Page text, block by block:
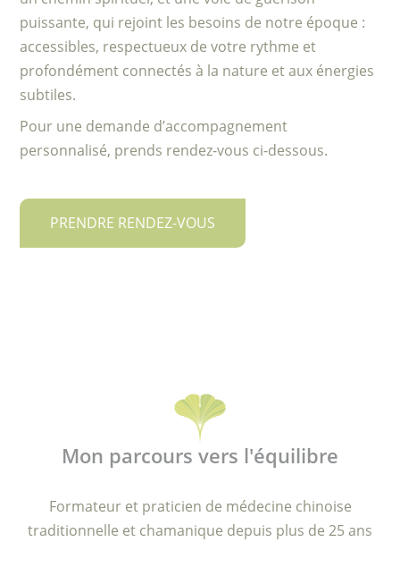
puissante, qui rejoint les besoins de notre époque :
accessibles, respectueux de votre rythme et
profondément connectés à la nature et aux énergies
subtiles.
Pour une demande d’accompagnement
personnalisé, prends rendez-vous ci-dessous.
PRENDRE RENDEZ-VOUS
Mon parcours vers l'équilibre
Formateur et praticien de médecine chinoise
traditionnelle et chamanique depuis plus de 25 ans